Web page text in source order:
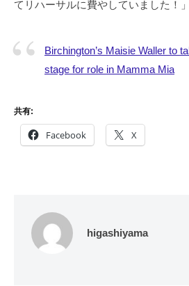
てリハーサルに費やしていました！」
Birchington’s Maisie Waller to
stage for role in Mamma Mia
共有:
Facebook X
higashiyama